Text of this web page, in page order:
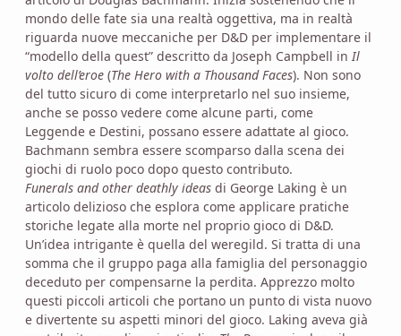
mondo delle fate sia una realtà oggettiva, ma in realtà
riguarda nuove meccaniche per D&D per implementare il
“modello della quest” descritto da Joseph Campbell inIl
volto dell’eroe (The Hero with a Thousand Faces). Non sono
del tutto sicuro di come interpretarlo nel suo insieme,
anche se posso vedere come alcune parti, come
Leggende e Destini, possano essere adattate al gioco.
Bachmann sembra essere scomparso dalla scena dei
giochi di ruolo poco dopo questo contributo.
Funerals and other deathly ideas di George Laking è un
articolo delizioso che esplora come applicare pratiche
storiche legate alla morte nel proprio gioco di D&D.
Un’idea intrigante è quella del weregild. Si tratta di una
somma che il gruppo paga alla famiglia del personaggio
deceduto per compensarne la perdita. Apprezzo molto
questi piccoli articoli che portano un punto di vista nuovo
e divertente su aspetti minori del gioco. Laking aveva già